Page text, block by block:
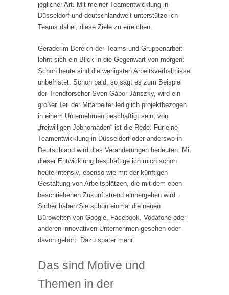
jeglicher Art. Mit meiner Teamentwicklung in
Düsseldorf und deutschlandweit unterstütze ich
Teams dabei, diese Ziele zu erreichen.
Gerade im Bereich der Teams und Gruppenarbeit
lohnt sich ein Blick in die Gegenwart von morgen:
Schon heute sind die wenigsten Arbeitsverhältnisse
unbefristet. Schon bald, so sagt es zum Beispiel
der Trendforscher Sven Gábor Jánszky, wird ein
großer Teil der Mitarbeiter lediglich projektbezogen
in einem Unternehmen beschäftigt sein, von
„freiwilligen Jobnomaden“ ist die Rede. Für eine
Teamentwicklung in Düsseldorf oder anderswo in
Deutschland wird dies Veränderungen bedeuten. Mit
dieser Entwicklung beschäftige ich mich schon
heute intensiv, ebenso wie mit der künftigen
Gestaltung von Arbeitsplätzen, die mit dem eben
beschriebenen Zukunftstrend einhergehen wird.
Sicher haben Sie schon einmal die neuen
Bürowelten von Google, Facebook, Vodafone oder
anderen innovativen Unternehmen gesehen oder
davon gehört. Dazu später mehr.
Das sind Motive und
Themen in der